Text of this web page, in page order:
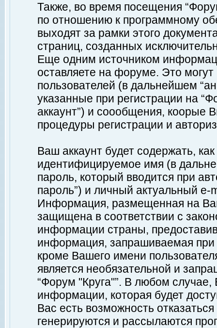
Также, во время посещения
по отношению к программному
выходят за рамки этого
страниц, созданных
Еще одним источником
оставляете на форуме. Это
пользователей (в дальнейшем
указанные при регистрации на
аккаунт”) и соообщения, коорые
процедуры регистрации и
Ваш аккаунт будет содержать,
идентифицируемое имя (в
пароль, который вводится при
пароль”) и личный актуальный
Информация, размещенная на
защищена в соответствии с
информации страны,
информация, запрашиваемая при
кроме Вашего имени
является необязательной и
“Форум "Круга"”. В любом
информации, которая будет
Вас есть возможность
генерируются и рассылаются